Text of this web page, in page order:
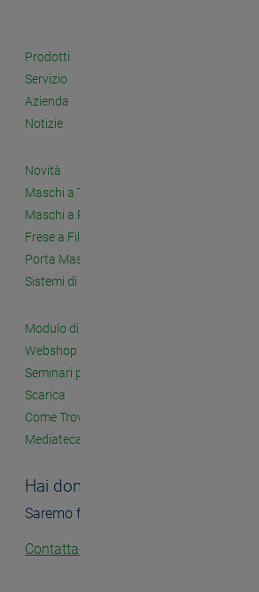
Prodotti
Servizio
Azienda
Notizie
Novità
Maschi a Taglio
Maschi a Rullare
Frese a Filettare
Porta Maschi e Accessori
Sistemi di Filettatura a Fissaggio Meccanico
Modulo di Contatto
Webshop
Seminari per i Clienti
Scarica
Come Trovarci
Mediateca
Hai domande?
Saremo felici di aiutarti.
Contattaci!